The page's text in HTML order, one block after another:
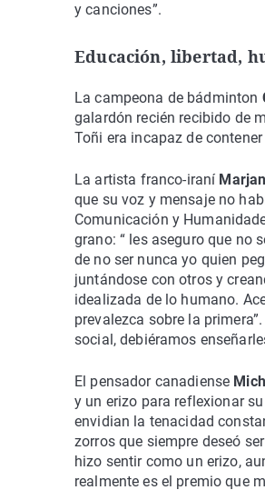
y canciones”.
Educación, libertad,
La campeona de bádminton
galardón recién recibido de
Toñi era incapaz de
La artista franco-iraní
que su voz y mensaje no
Comunicación y
grano: “ les aseguro que no
de no ser nunca yo quien
juntándose con otros y
idealizada de lo humano.
prevalezca sobre la
social, debiéramos
El pensador canadiense
y un erizo para reflexionar
envidian la tenacidad
zorros que siempre deseó
hizo sentir como un erizo,
realmente es el premio que